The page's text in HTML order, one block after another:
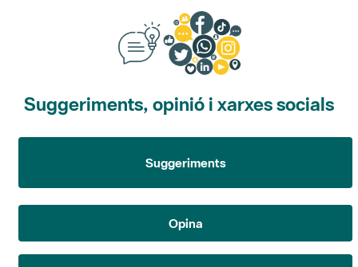
Suggeriments, opinió i xarxes socials
Suggeriments
Opina